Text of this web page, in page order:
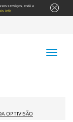
serviços, está a
info
OPTIVISÃO